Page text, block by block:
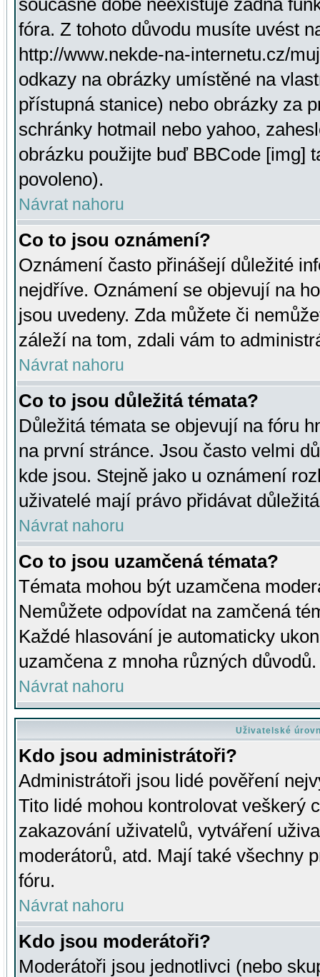
současné době neexistuje žádná
fóra. Z tohoto důvodu musíte uvést
http://www.nekde-na-internetu.cz/
odkazy na obrázky umístěné na
přístupná stanice) nebo obrázky za
schránky hotmail nebo yahoo,
obrázku použijte buď BBCode [img]
povoleno).
Návrat nahoru
Co to jsou oznámení?
Oznámení často přinášejí důležité
nejdříve. Oznámení se objevují na
jsou uvedeny. Zda můžete či
záleží na tom, zdali vám to
Návrat nahoru
Co to jsou důležitá témata?
Důležitá témata se objevují na fóru
na první stránce. Jsou často velmi
kde jsou. Stejně jako u oznámení
uživatelé mají právo přidávat
Návrat nahoru
Co to jsou uzamčená témata?
Témata mohou být uzamčena
Nemůžete odpovídat na zamčená
Každé hlasování je automaticky
uzamčena z mnoha různých důvodů.
Návrat nahoru
Uživatelské
Kdo jsou administrátoři?
Administrátoři jsou lidé pověření
Tito lidé mohou kontrolovat veškerý
zakazování uživatelů, vytváření
moderátorů, atd. Mají také všechny
fóru.
Návrat nahoru
Kdo jsou moderátoři?
Moderátoři jsou jednotlivci (nebo